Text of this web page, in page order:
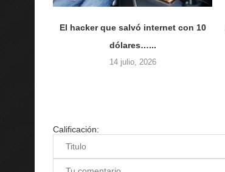
El hacker que salvó internet con 10
dólares…...
14 julio, 2026
Calificación: